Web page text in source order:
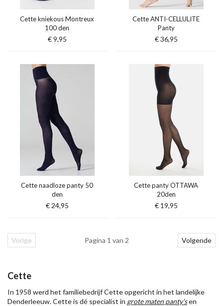
Cette kniekous Montreux
100 den
€ 9,95
Cette ANTI-CELLULITE
Panty
€ 36,95
Cette naadloze panty 50
den
€ 24,95
Cette panty OTTAWA
20den
€ 19,95
Vorige Pagina 1 van 2 Volgende
Cette
In 1958 werd het familiebedrijf Cette opgericht in het landelijke
Denderleeuw. Cette is dé specialist in grote maten panty'sen